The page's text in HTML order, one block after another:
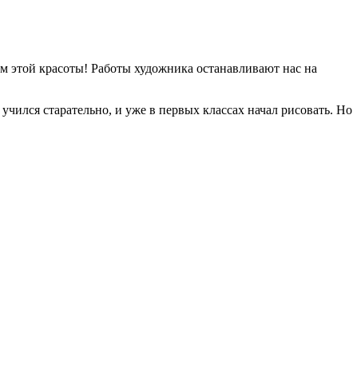
этой красоты! Работы художника останавливают нас на
старательно, и уже в первых классах начал рисовать. Но